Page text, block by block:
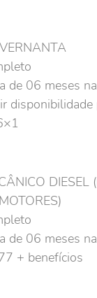
de 06 meses
disponibilidade
DIESEL
de 06 meses
+ benefícios